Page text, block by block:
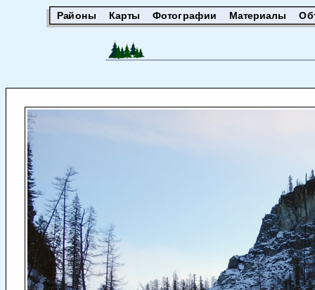
Районы Карты Фотографии Материалы